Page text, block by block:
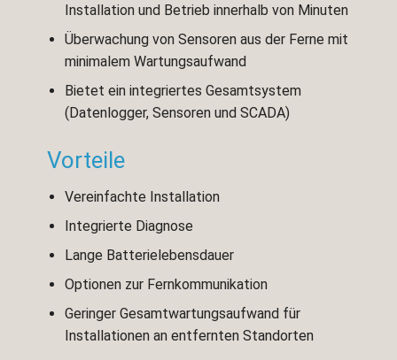
Installation und Betrieb innerhalb von Minuten
Überwachung von Sensoren aus der Ferne mit
minimalem Wartungsaufwand
Bietet ein integriertes Gesamtsystem
(Datenlogger, Sensoren und SCADA)
Vorteile
Vereinfachte Installation
Integrierte Diagnose
Lange Batterielebensdauer
Optionen zur Fernkommunikation
Geringer Gesamtwartungsaufwand für
Installationen an entfernten Standorten